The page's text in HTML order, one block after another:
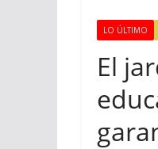
LO ÚLTIMO
El